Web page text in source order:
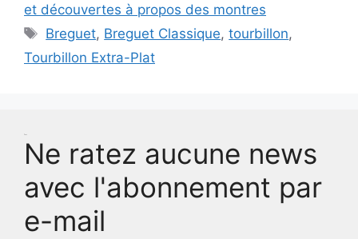
et découvertes à propos des montres
Étiquettes
Breguet, Breguet Classique,tourbillon,
Tourbillon Extra-Plat
Test
Ne ratez aucune news
avec l'abonnement par
e-mail